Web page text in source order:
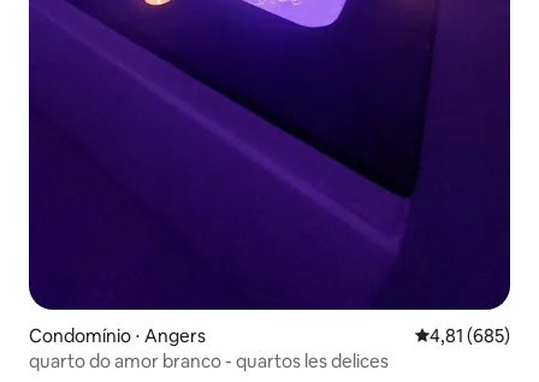
Condomínio ⋅ Angers 4,81 de uma
4,81 (685)
quarto do amor branco - quartos les delices